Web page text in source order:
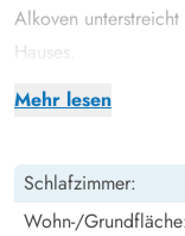
Mehr lesen
Alkoven
Hauses.
Auf der praktischen
Badezimmer sowie
Offene und
Schlafzimmer:
Wohn-/